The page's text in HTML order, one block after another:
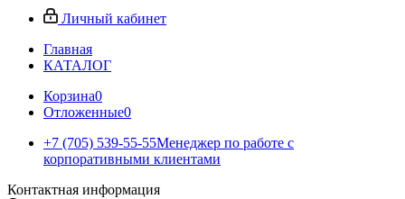
Личный кабинет
Главная
КАТАЛОГ
Корзина0
Отложенные0
+7 (705) 539-55-55Менеджер по работе с
корпоративными клиентами
Контактная информация